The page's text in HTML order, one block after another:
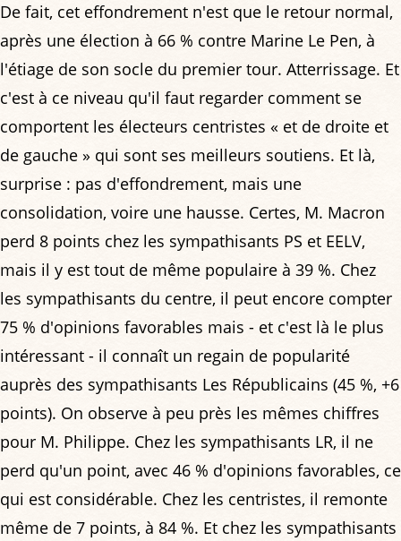
De fait, cet effondrement n'est que le retour normal,
après une élection à 66 % contre Marine Le Pen, à
l'étiage de son socle du premier tour. Atterrissage. Et
c'est à ce niveau qu'il faut regarder comment se
comportent les électeurs centristes « et de droite et
de gauche » qui sont ses meilleurs soutiens. Et là,
surprise : pas d'effondrement, mais une
consolidation, voire une hausse. Certes, M. Macron
perd 8 points chez les sympathisants PS et EELV,
mais il y est tout de même populaire à 39 %. Chez
les sympathisants du centre, il peut encore compter
75 % d'opinions favorables mais - et c'est là le plus
intéressant - il connaît un regain de popularité
auprès des sympathisants Les Républicains (45 %, +6
points). On observe à peu près les mêmes chiffres
pour M. Philippe. Chez les sympathisants LR, il ne
perd qu'un point, avec 46 % d'opinions favorables, ce
qui est considérable. Chez les centristes, il remonte
même de 7 points, à 84 %. Et chez les sympathisants